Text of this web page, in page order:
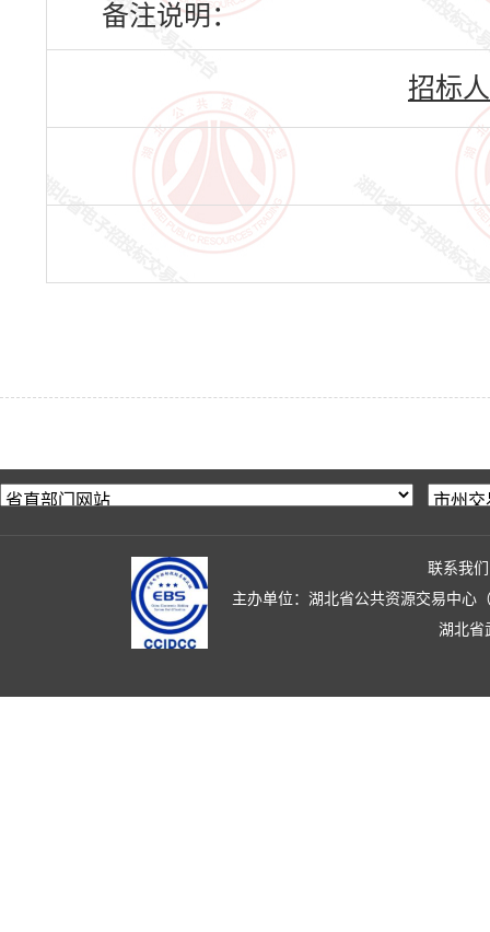
备注说明：
招标
联系我们
主办单位：湖北省公共资源交易中心
湖北省